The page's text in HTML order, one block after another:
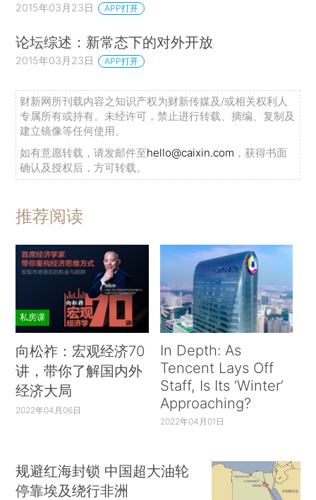
2015年03月23日 APP打开
论坛综述：新常态下的对外开放
2015年03月23日 APP打开
财新网所刊载内容之知识产权为财新传媒及/或相关权利人
专属所有或持有。未经许可，禁止进行转载、摘编、复制及
建立镜像等任何使用。
如有意愿转载，请发邮件至hello@caixin.com ，获得书面
确认及授权后，方可转载。
推荐阅读
私房课
向松祚：宏观经济70
讲，带你了解国内外
经济大局
2022年04月06日
In Depth: As
Tencent Lays Off
Staff, Is Its ‘Winter’
Approaching?
2022年04月01日
规避红海封锁 中国超大油轮
停靠埃及绕行非洲